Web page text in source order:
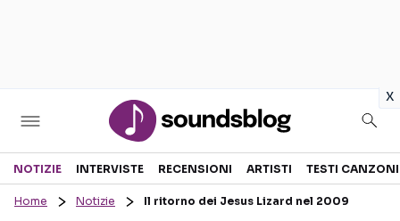
x
Sezioni
NOTIZIE INTERVISTE RECENSIONI ARTISTI TESTI CANZONI
Home Notizie Il ritorno dei Jesus Lizard nel 2009